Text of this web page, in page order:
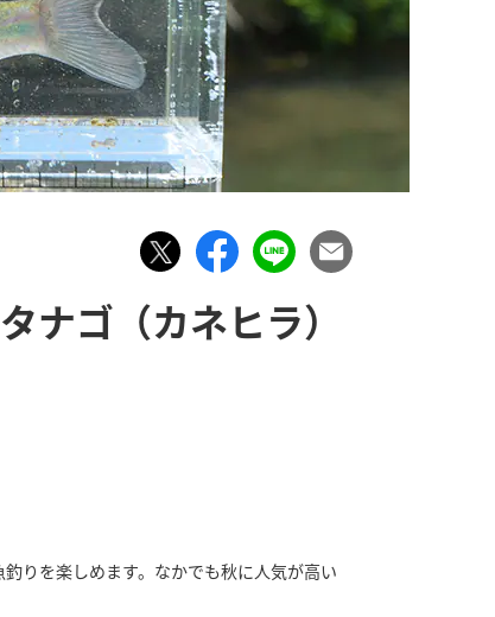
ナゴ（カネヒラ）
りを楽しめます。なかでも秋に人気が高い